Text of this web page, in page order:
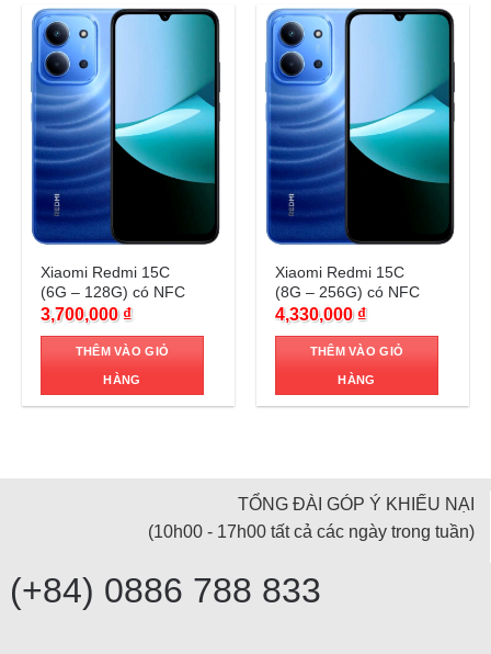
Trả góp 0%
Xiaomi Redmi 15C
(6G – 128G) có NFC
3,700,000 ₫
THÊM VÀO GIỎ
HÀNG
Trả góp 0%
Xiaomi Redmi 15C
(8G – 256G) có NFC
4,330,000 ₫
THÊM VÀO GIỎ
HÀNG
TỔNG ĐÀI GÓP Ý KHIẾU NẠI
(10h00 - 17h00 tất cả các ngày trong tuần)
(+84) 0886 788 833